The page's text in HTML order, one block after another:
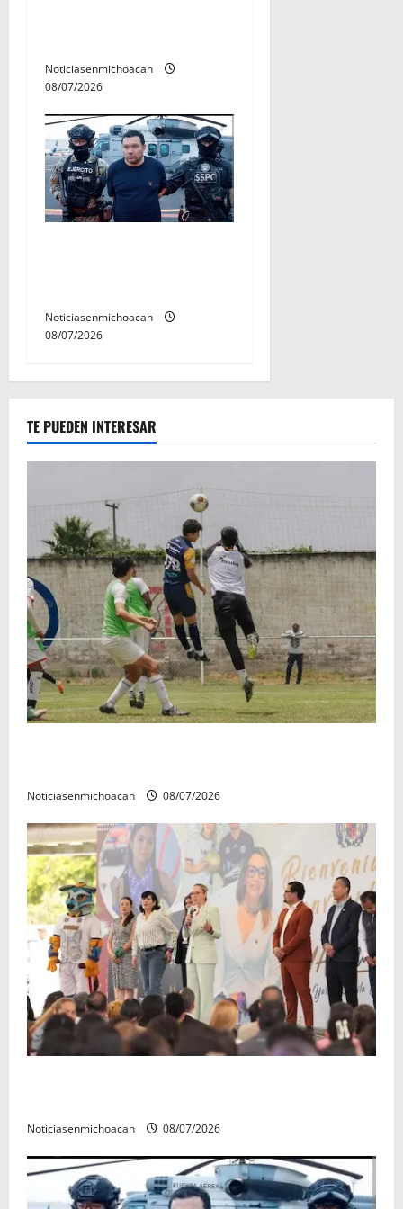
Noticiasenmichoacan
08/07/2026
Noticiasenmichoacan
08/07/2026
TE PUEDEN INTERESAR
Noticiasenmichoacan 08/07/2026
Noticiasenmichoacan 08/07/2026